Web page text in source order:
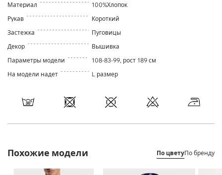
Материал
100%Хлопок
Рукав
Короткий
Застежка
Пуговицы
Декор
Вышивка
Параметры модели
108-83-99, рост 189 см
На модели надет
L размер
Похожие модели По цветуПо бренду